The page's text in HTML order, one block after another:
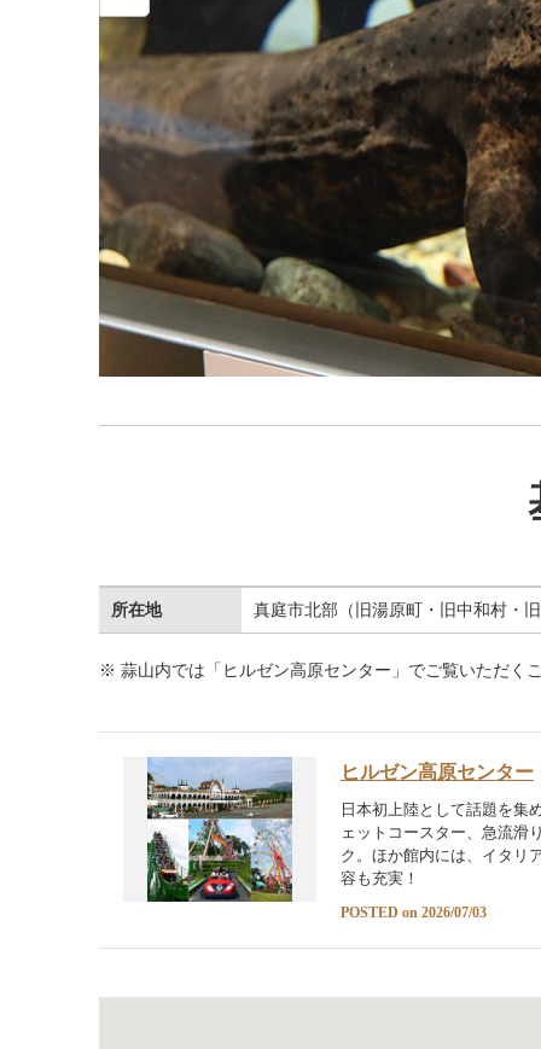
所在地 真庭市北部（旧湯原町・旧中和村・
※ 蒜山内では「ヒルゼン高原センター」でご覧いただく
ヒルゼン高原センター
日本初上陸として話題を集
ェットコースター、急流滑
ク。ほか館内には、イタリ
容も充実！
POSTED on 2026/07/03